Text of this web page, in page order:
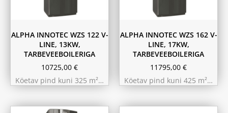
ALPHA INNOTEC WZS 122 V-
LINE, 13KW,
TARBEVEEBOILERIGA
10725,00 €
Köetav pind kuni 325 m²…
ALPHA INNOTEC WZS 162 V-
LINE, 17KW,
TARBEVEEBOILERIGA
11795,00 €
Köetav pind kuni 425 m²…